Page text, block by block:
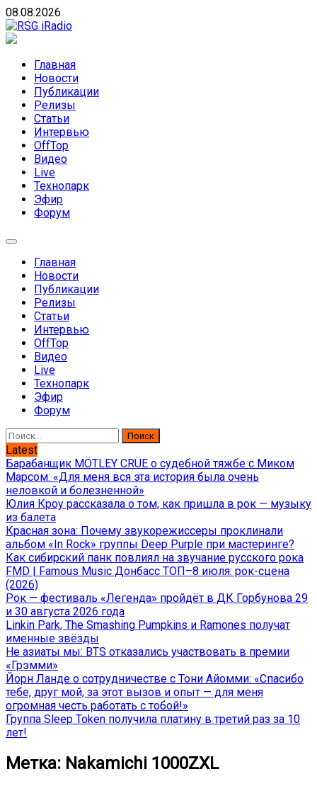
Skip
to
content
08.08.2026
направлений без возрастных ограничений
Главная
Новости
Публикации
Релизы
Статьи
Интервью
OffTop
Видео
Live
Технопарк
Эфир
Форум
Главная
Новости
Публикации
Релизы
Статьи
Интервью
OffTop
Видео
Live
Технопарк
Эфир
Форум
Найти:
Latest
Барабанщик MÖTLEY CRÜE о судебной тяжбе с Миком
Марсом: «Для меня вся эта история была очень
неловкой и болезненной»
Юлия Кроу рассказала о том, как пришла в рок — музыку
из балета
Красная зона: Почему звукорежиссеры проклинали
альбом «In Rock» группы Deep Purple при мастеринге?
Как сибирский панк повлиял на звучание русского рока
FMD | Famous Music Донбасс ТОП–8 июля: рок-сцена
(2026)
Рок — фестиваль «Легенда» пройдёт в ДК Горбунова 29
и 30 августа 2026 года
Linkin Park, The Smashing Pumpkins и Ramones получат
именные звёзды
Не азиаты мы: BTS отказались участвовать в премии
«Грэмми»
Йорн Ланде о сотрудничестве с Тони Айомми: «Спасибо
тебе, друг мой, за этот вызов и опыт — для меня
огромная честь работать с тобой!»
Группа Sleep Token получила платину в третий раз за 10
лет!
Метка: Nakamichi 1000ZXL